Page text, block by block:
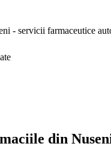
- servicii farmaceutice
din